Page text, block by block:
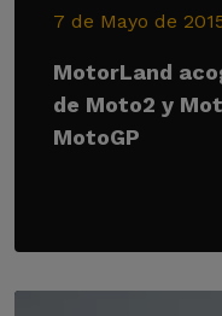
7 de Mayo de
MotorLand
de Moto2 y
MotoGP